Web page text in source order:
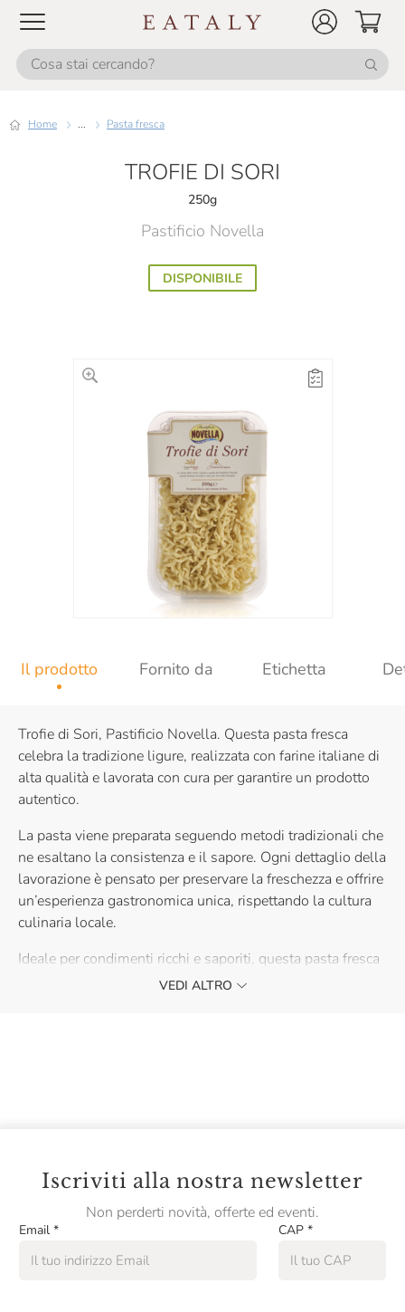
Home ... Pasta fresca
TROFIE DI SORI
250g
Pastificio Novella
DISPONIBILE
Il prodotto Fornito da Etichetta
Trofie di Sori, Pastificio Novella. Questa pasta fresca
celebra la tradizione ligure, realizzata con farine italiane di
alta qualità e lavorata con cura per garantire un prodotto
autentico.
La pasta viene preparata seguendo metodi tradizionali che
ne esaltano la consistenza e il sapore. Ogni dettaglio della
lavorazione è pensato per preservare la freschezza e offrire
un’esperienza gastronomica unica, rispettando la cultura
culinaria locale.
Ideale per condimenti ricchi e saporiti, questa pasta fresca
arricciata è perfetta per creare piatti che uniscono gusto e
VEDI ALTRO
Iscriviti alla nostra newsletter
Non perderti novità, offerte ed eventi.
Email * CAP *